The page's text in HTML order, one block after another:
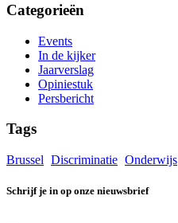
Categorieën
Events
In de kijker
Jaarverslag
Opiniestuk
Persbericht
Tags
Brussel Discriminatie Onderwijs
Schrijf je in op onze nieuwsbrief